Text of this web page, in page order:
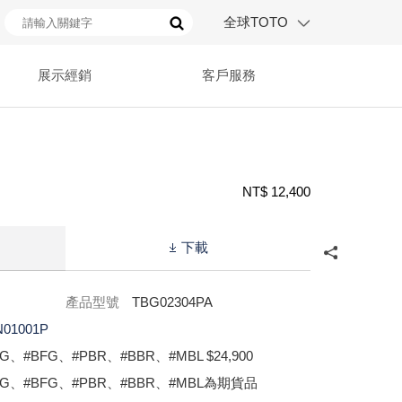
全球TOTO
展示經銷 客戶服務
NT$ 12,400
下載
產品型號
TBG02304PA
、#BFG、#PBR、#BBR、#MBL $24,900
、#BFG、#PBR、#BBR、#MBL為期貨品